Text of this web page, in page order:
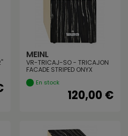
MEINL
VR-TRICAJ-SO - TRICAJON
FACADE STRIPED ONYX
En stock
120,00 €